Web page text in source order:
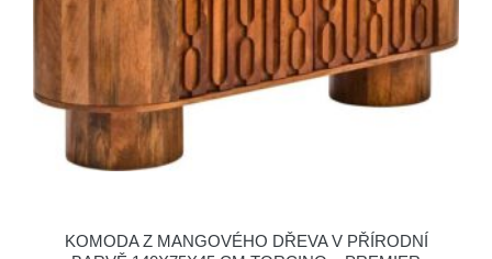
KOMODA Z MANGOVÉHO DŘEVA V PŘÍRODNÍ